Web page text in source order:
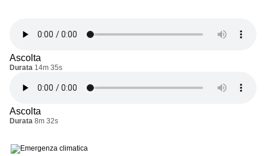
Ascolta
Durata 14m 35s
Ascolta
Durata 8m 32s